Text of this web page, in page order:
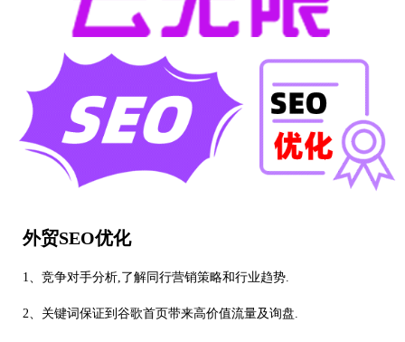
外贸SEO优化
1、竞争对手分析,了解同行营销策略和行业趋势.
2、关键词保证到谷歌首页带来高价值流量及询盘.